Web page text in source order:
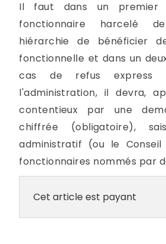
Il faut dans un premier
fonctionnaire harcelé
hiérarchie de bénéficier
fonctionnelle et dans un
cas de refus express
l'administration, il devra,
contentieux par une
chiffrée (obligatoire),
administratif (ou le
fonctionnaires nommés par
Cet article est payant